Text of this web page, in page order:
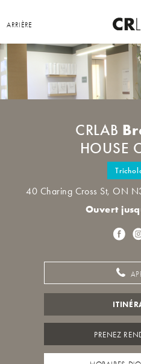
ARRIÈRE
CRLAB
HOUSE
40 Charing Cross St, ON
Ouvert
PRENEZ